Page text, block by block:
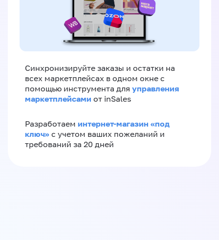
Синхронизируйте заказы и остатки на
всех маркетплейсах в одном окне с
помощью инструмента для управления
маркетплейсами от inSales
Разработаем интернет-магазин «‎под
ключ»‎ с учетом ваших пожеланий и
требований за 20 дней